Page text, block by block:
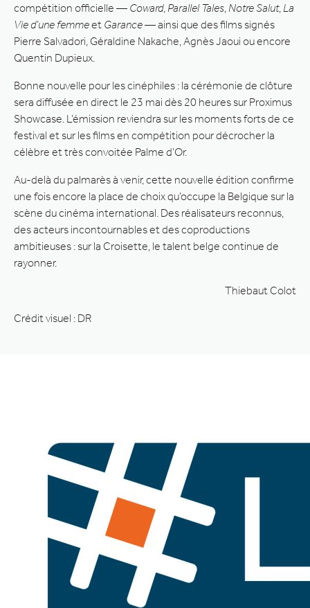
compétition officielle — Coward, Parallel Tales Notre Salut, La
Vie d’une femmeet Garance— ainsi que des films signés
Pierre Salvadori, Géraldine Nakache, Agnès Jaoui ou encore
Quentin Dupieux.
Bonne nouvelle pour les cinéphiles : la cérémonie de clôture
sera diffusée en direct le 23 mai dès 20 heures sur Proximus
Showcase. L’émission reviendra sur les moments forts de ce
festival et sur les films en compétition pour décrocher la
célèbre et très convoitée Palme d’Or.
Au-delà du palmarès à venir, cette nouvelle édition confirme
une fois encore la place de choix qu’occupe la Belgique sur la
scène du cinéma international. Des réalisateurs reconnus,
des acteurs incontournables et des coproductions
ambitieuses : sur la Croisette, le talent belge continue de
rayonner.
Thiebaut Colot
Crédit visuel : DR